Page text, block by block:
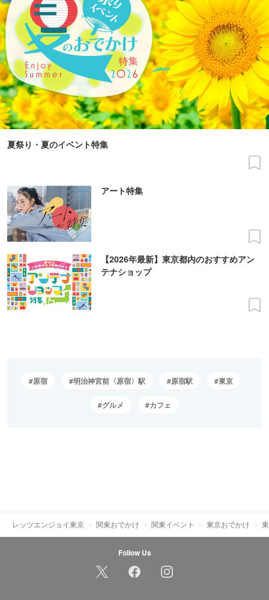
夏祭り・夏のイベント特集
アート特集
【2026年最新】東京都内のおすすめアン
テナショップ
原宿 明治神宮前〈原宿〉駅 原宿駅 東京
グルメ カフェ
レッツエンジョイ東京 関東おでかけ 関東イベント 東京おでかけ
Follow Us